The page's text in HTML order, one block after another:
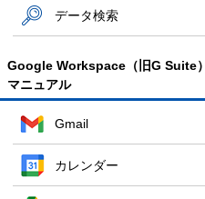
データ検索
Google Workspace（旧G Suite）
マニュアル
Gmail
カレンダー